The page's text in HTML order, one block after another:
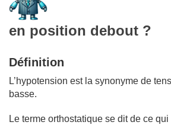
en position debout ?
Définition
L’hypotension est la synonyme de
basse.
Le terme orthostatique se dit de ce